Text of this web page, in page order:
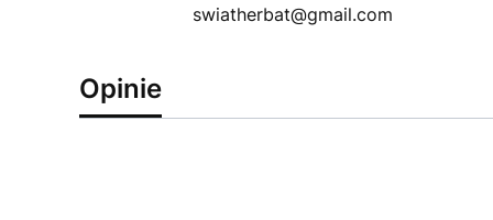
swiatherbat@gmail.com
Opinie